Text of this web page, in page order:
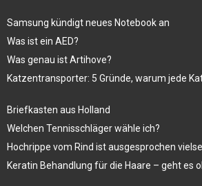
Samsung kündigt neues Notebook an
Was ist ein AED?
Was genau ist Artihove?
Katzentransporter: 5 Gründe, warum jede
Briefkasten aus Holland
Welchen Tennisschläger wähle ich?
Hochrippe vom Rind ist ausgesprochen
Keratin Behandlung für die Haare – geht es